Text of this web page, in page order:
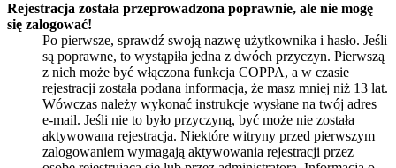
Rejestracja została przeprowadzona poprawnie, ale nie mogę
się zalogować!
Po pierwsze, sprawdź swoją nazwę użytkownika i hasło. Jeśli
są poprawne, to wystąpiła jedna z dwóch przyczyn. Pierwszą
z nich może być włączona funkcja COPPA, a w czasie
rejestracji została podana informacja, że masz mniej niż 13 lat.
Wówczas należy wykonać instrukcje wysłane na twój adres
e-mail. Jeśli nie to było przyczyną, być może nie została
aktywowana rejestracja. Niektóre witryny przed pierwszym
zalogowaniem wymagają aktywowania rejestracji przez